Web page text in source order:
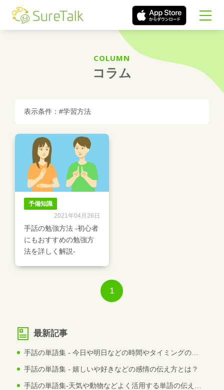
COLUMN
コラム
表示条件：#学習方法
予備知識
2021年04月26日
手話の勉強方法 -初心者
にもおすすめの勉強方
法を詳しく解説-
1
最新記事
手話の単語集 - 今日や明日などの時間やタイミングの伝え方とは？
手話の単語集 - 嬉しいや好きなどの感情の伝え方とは？
手話の単語集-天気や動物などよく活用する単語の伝え方とは？